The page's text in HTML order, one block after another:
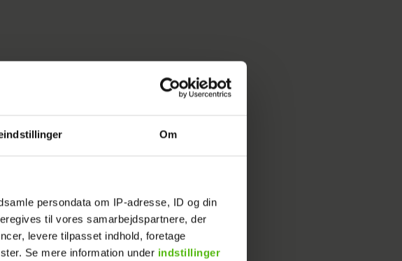
Om
persondata om IP-adresse, ID og din
til vores samarbejdspartnere, der
levere tilpasset indhold, foretage
Se mere information under indstillinger
vi tænkte, at de
kom til casting.